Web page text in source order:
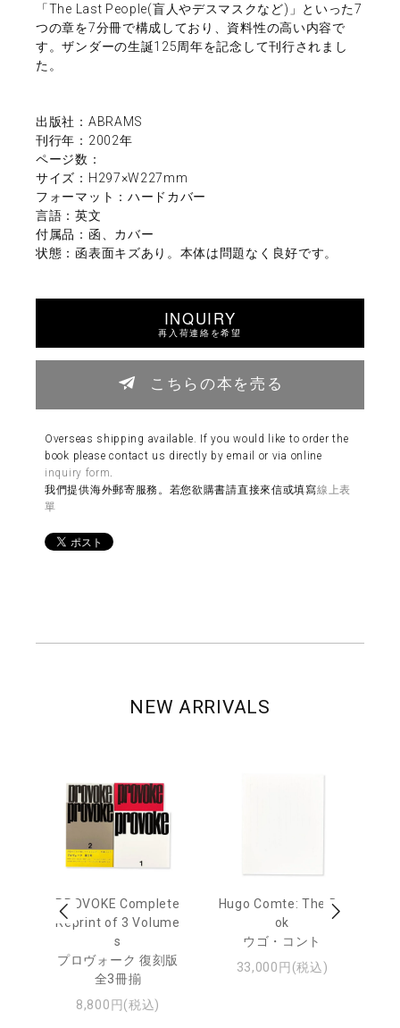
「The Last People(盲人やデスマスクなど)」といった7
つの章を7分冊で構成しており、資料性の高い内容で
す。ザンダーの生誕125周年を記念して刊行されまし
た。
出版社：ABRAMS
刊行年：2002年
ページ数：
サイズ：H297×W227mm
フォーマット：ハードカバー
言語：英文
付属品：函、カバー
状態：函表面キズあり。本体は問題なく良好です。
INQUIRY
再入荷連絡を希望
こちらの本を売る
Overseas shipping available. If you would like to order the
book please contact us directly by email or via online
inquiry form
我們提供海外郵寄服務。若您欲購書請直接來信或填寫線上表
單
NEW ARRIVALS
PROVOKE Complete
Reprint of 3 Volume
s
プロヴォーク 復刻版
全3冊揃
8,800円(税込)
Hugo Comte: The Bo
ok
ウゴ・コント
33,000円(税込)